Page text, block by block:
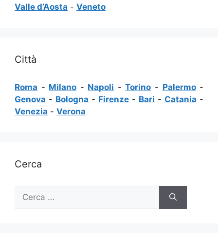
Valle d’Aosta - Veneto
Città
Roma - Milano - Napoli -Torino - Palermo-
Genova - Bologna - Firenze - Bari - Catania -
Venezia - Verona
Cerca
per: